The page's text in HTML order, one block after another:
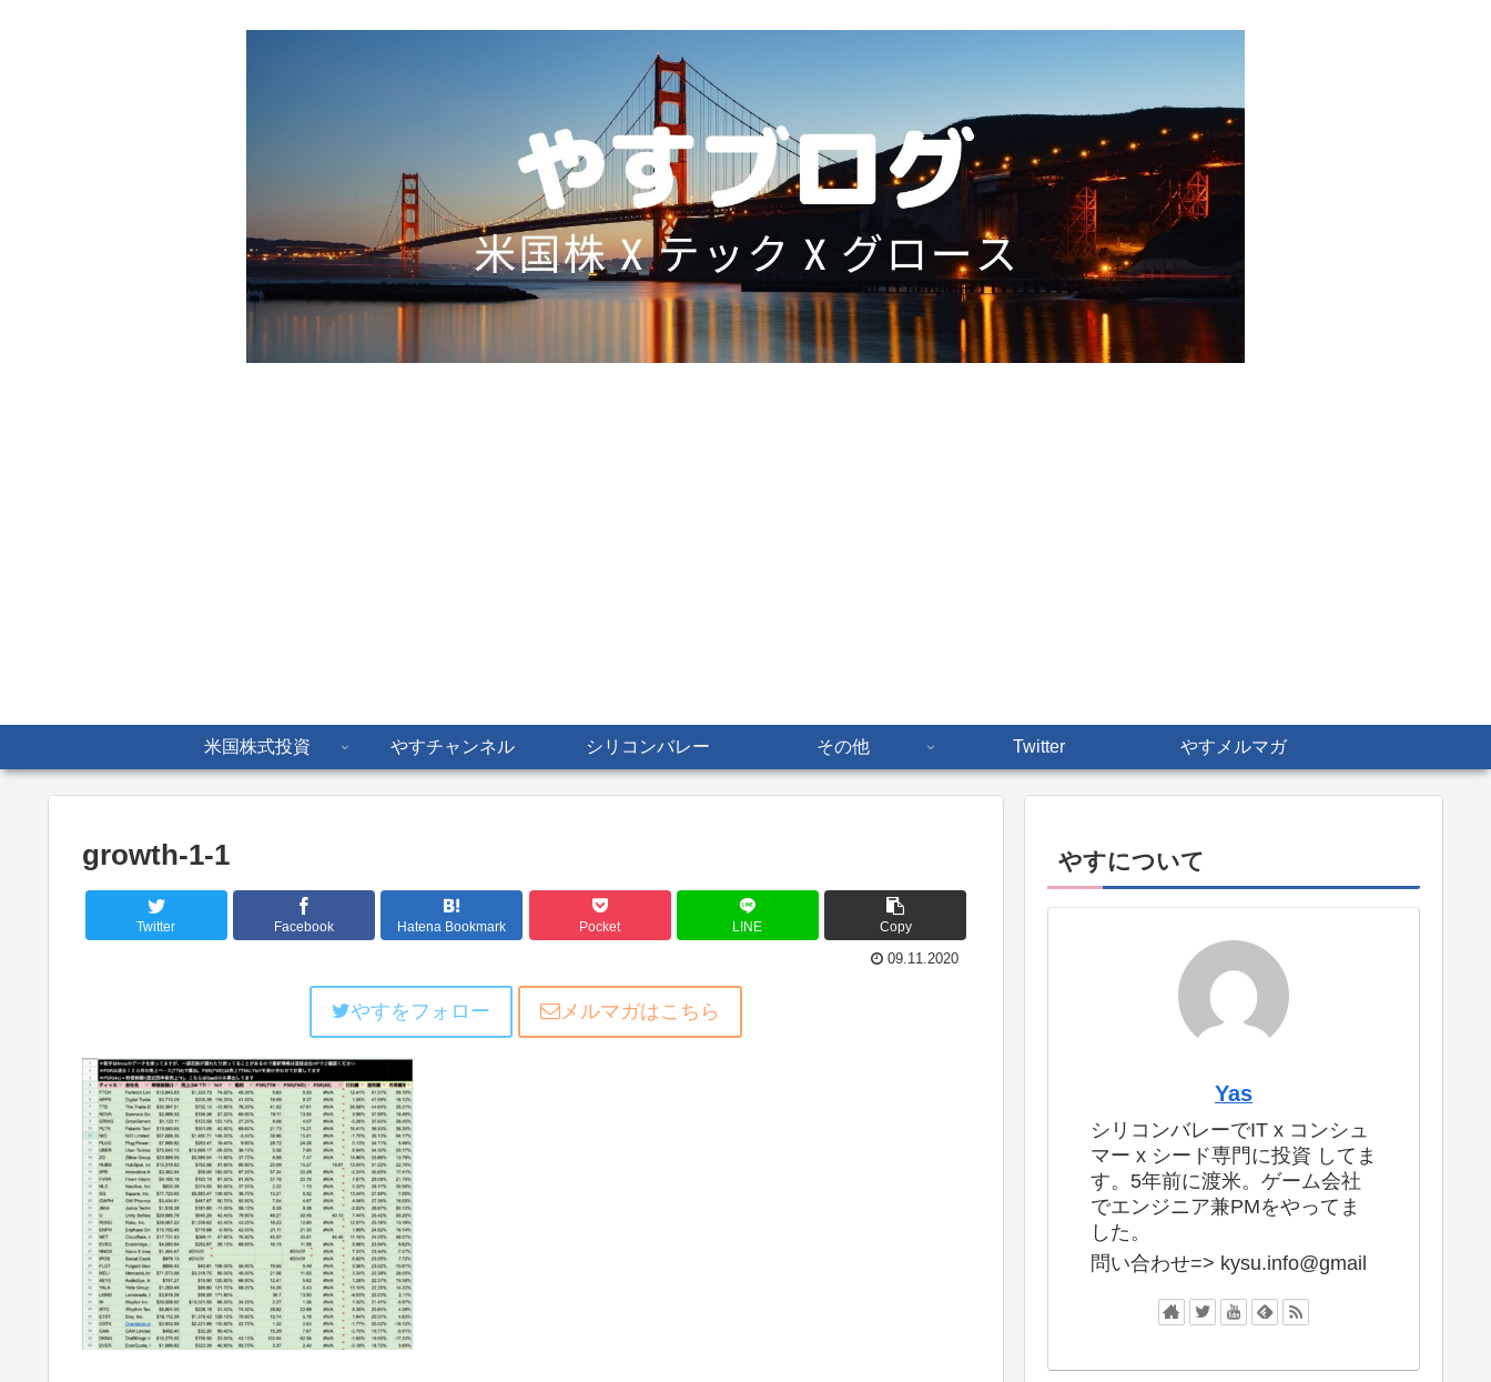
米国株式投資 やすチャンネル シリコンバレー その他 Twitter やすメルマガ
growth-1-1
Twitter Facebook Hatena Bookmark Pocket LINE Copy
09.11.2020
やすをフォロー メルマガはこちら
やすについて
Yas
シリコンバレーでIT x コンシュ
マー x シード専門に投資 してま
す。5年前に渡米。ゲーム会社
でエンジニア兼PMをやってま
した。
問い合わせ=> kysu.info@gmail